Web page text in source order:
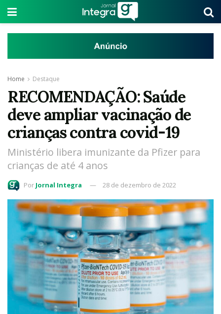
Home Destaque
RECOMENDAÇÃO: Saúde
deve ampliar vacinação de
crianças contra covid-19
Ministério libera imunizante da Pfizer para
crianças de até 4 anos
Por Jornal Integra 28 de dezembro de 2022